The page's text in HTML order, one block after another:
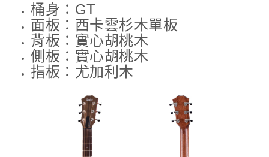
桶身：GT
面板：西卡雲杉木單板
背板：實心胡桃木
側板：實心胡桃木
指板：尤加利木